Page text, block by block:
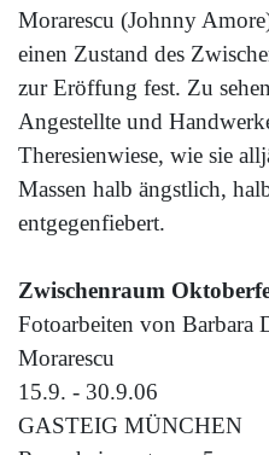
Morarescu (Johnny
einen Zustand des
zur Eröffung fest. Zu
Angestellte und
Theresienwiese, wie sie
Massen halb ängstlich,
entgegenfiebert.
Zwischenraum
Fotoarbeiten von Barbara
Morarescu
15.9. - 30.9.06
GASTEIG MÜNCHEN